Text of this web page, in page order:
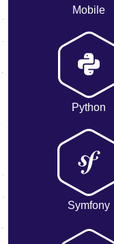
Mobile
Python
Symfony